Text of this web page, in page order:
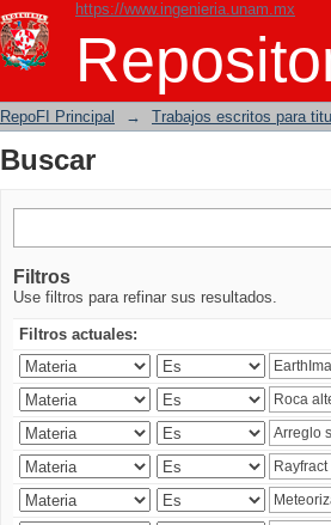
https://www.ingenieria.unam.mx
Buscar
RepoFI Principal → Trabajos escritos para
Buscar
Filtros
Use filtros para refinar sus resultados.
Filtros actuales: